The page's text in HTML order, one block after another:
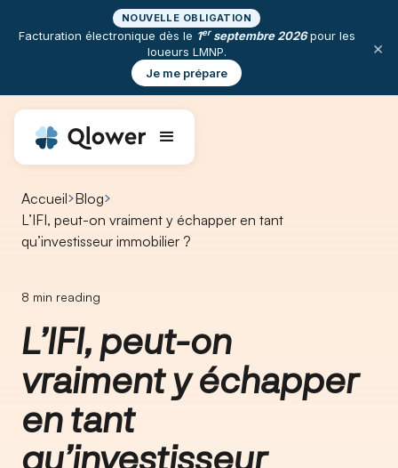
NOUVELLE OBLIGATION
Facturation électronique dès le 1erseptembre 2026pour les
loueurs LMNP.
Je me prépare
×
Accueil Blog
L’IFI, peut-on vraiment y échapper en tant
qu’investisseur immobilier ?
8 min reading
L’IFI, peut-on
vraiment y échapper
en tant
qu’investisseur